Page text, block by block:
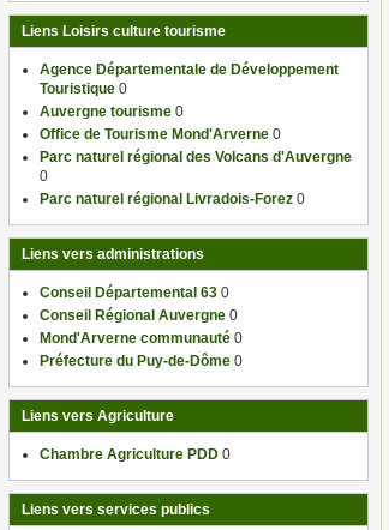
Liens Loisirs culture tourisme
Agence Départementale de Développement
Touristique 0
Auvergne tourisme 0
Office de Tourisme Mond'Arverne 0
Parc naturel régional des Volcans d'Auvergne
0
Parc naturel régional Livradois-Forez 0
Liens vers administrations
Conseil Départemental 63 0
Conseil Régional Auvergne 0
Mond'Arverne communauté 0
Préfecture du Puy-de-Dôme 0
Liens vers Agriculture
Chambre Agriculture PDD 0
Liens vers services publics